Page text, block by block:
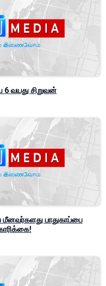
6 வயது சிறுவன்
பாதுகாப்பை